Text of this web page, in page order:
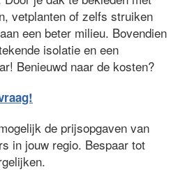
vetplanten of zelfs struiken
een beter milieu. Bovendien
isolatie en een
Benieuwd naar de kosten?
de prijsopgaven van
in jouw regio. Bespaar tot